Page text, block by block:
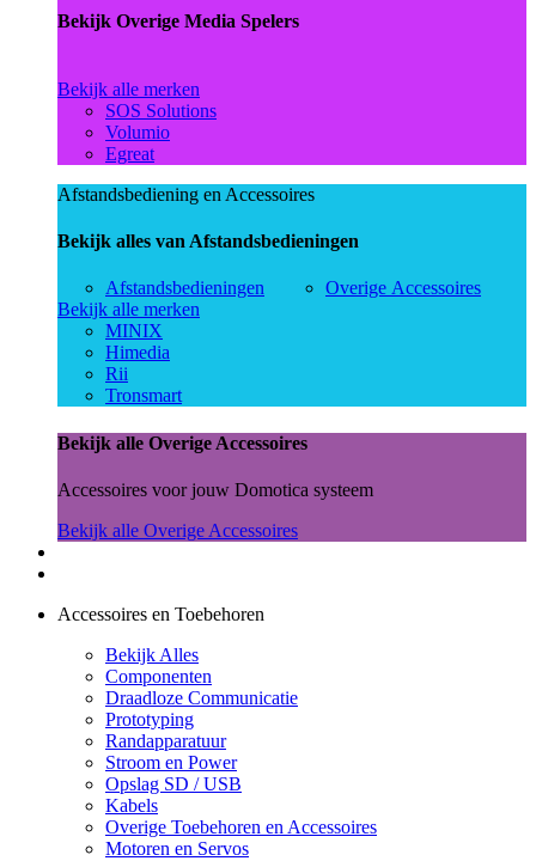
Bekijk Overige Media Spelers
Bekijk alle merken
SOS Solutions
Volumio
Egreat
Afstandsbediening en Accessoires
Bekijk alles van Afstandsbedieningen
Afstandsbedieningen
Overige Accessoires
Bekijk alle merken
MINIX
Himedia
Rii
Tronsmart
Bekijk alle Overige Accessoires
Accessoires voor jouw Domotica systeem
Bekijk alle Overige Accessoires
Accessoires en Toebehoren
Bekijk Alles
Componenten
Draadloze Communicatie
Prototyping
Randapparatuur
Stroom en Power
Opslag SD / USB
Kabels
Overige Toebehoren en Accessoires
Motoren en Servos